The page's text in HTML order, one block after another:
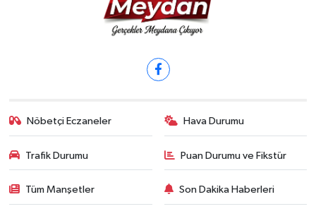
Nöbetçi Eczaneler Hava Durumu
Trafik Durumu Puan Durumu ve Fikstür
Tüm Manşetler Son Dakika Haberleri